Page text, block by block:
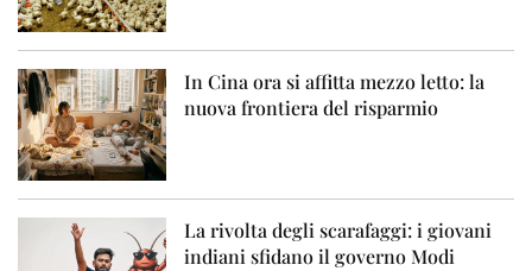
In Cina ora si affitta mezzo letto: la
nuova frontiera del risparmio
La rivolta degli scarafaggi: i giovani
indiani sfidano il governo Modi